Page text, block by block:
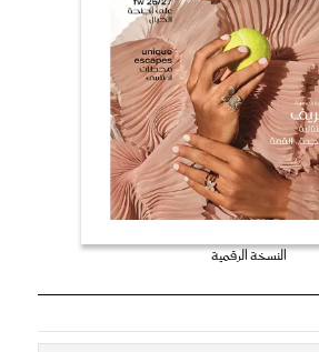
النسخة الرقمية